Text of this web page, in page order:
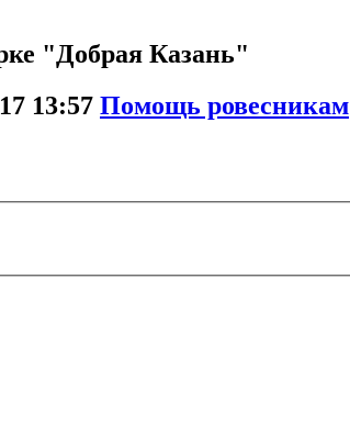
"Добрая Казань"
13:57 Помощь ровесникам